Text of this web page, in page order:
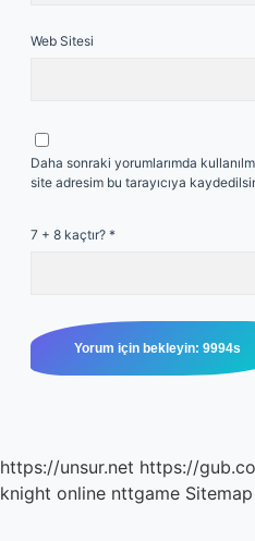
Web Sitesi
Daha sonraki yorumlarımda
site adresim bu tarayıcıya
7 + 8 kaçtır? *
https://unsur.net https://
knight online nttgame Sitemap